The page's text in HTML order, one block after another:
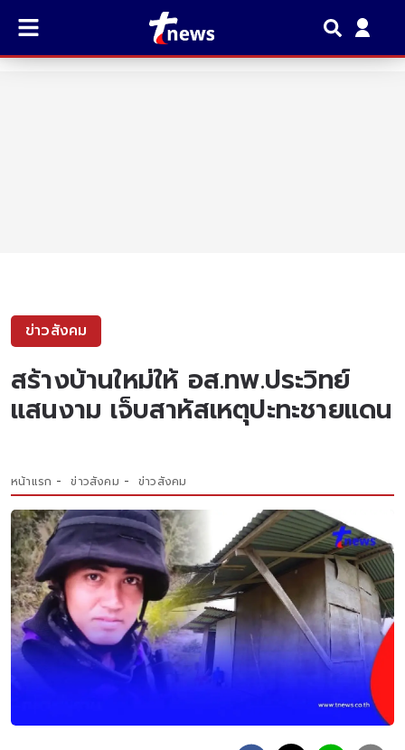
ข่าวสังคม
สร้างบ้านใหม่ให้ อส.ทพ.ประวิทย์
แสนงาม เจ็บสาหัสเหตุปะทะชายแดน
หน้าแรก ข่าวสังคม ข่าวสังคม